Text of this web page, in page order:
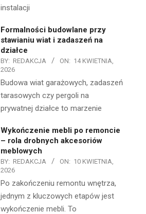
instalacji
Formalności budowlane przy
stawianiu wiat i zadaszeń na
działce
BY: REDAKCJA ON: 14 KWIETNIA,
2026
Budowa wiat garażowych, zadaszeń
tarasowych czy pergoli na
prywatnej działce to marzenie
Wykończenie mebli po remoncie
– rola drobnych akcesoriów
meblowych
BY: REDAKCJA ON: 10 KWIETNIA,
2026
Po zakończeniu remontu wnętrza,
jednym z kluczowych etapów jest
wykończenie mebli. To